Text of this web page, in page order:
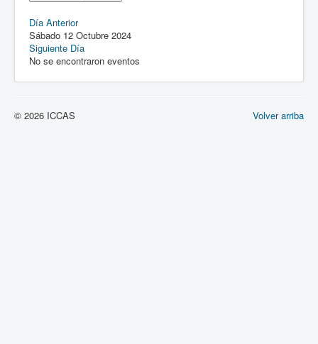
Día Anterior
Sábado 12 Octubre 2024
Siguiente Día
No se encontraron eventos
Volver arriba
© 2026 ICCAS